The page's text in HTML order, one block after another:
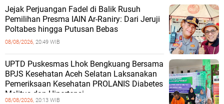
Jejak Perjuangan Fadel di Balik Rusuh
Pemilihan Presma IAIN Ar-Raniry: Dari Jeruji
Poltabes hingga Putusan Bebas
08/08/2026, 20:49 WIB
UPTD Puskesmas Lhok Bengkuang Bersama
BPJS Kesehatan Aceh Selatan Laksanakan
Pemeriksaan Kesehatan PROLANIS Diabetes
Melitus dan Hipertensi
08/08/2026, 20:13 WIB